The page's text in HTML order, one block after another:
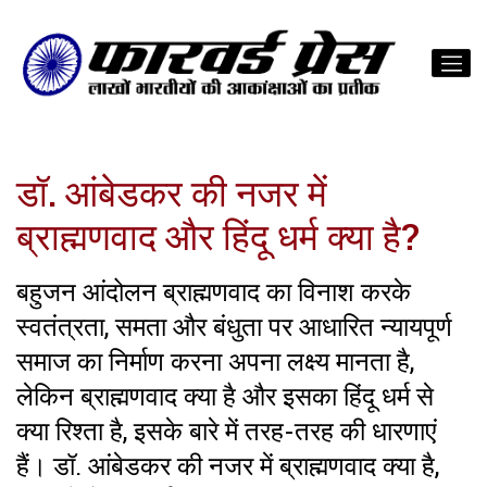
डॉ. आंबेडकर की नजर में
ब्राह्मणवाद और हिंदू धर्म क्या है?
बहुजन आंदोलन ब्राह्मणवाद का विनाश करके
स्वतंत्रता, समता और बंधुता पर आधारित न्यायपूर्ण
समाज का निर्माण करना अपना लक्ष्य मानता है,
लेकिन ब्राह्मणवाद क्या है और इसका हिंदू धर्म से
क्या रिश्ता है, इसके बारे में तरह-तरह की धारणाएं
हैं। डॉ. आंबेडकर की नजर में ब्राह्मणवाद क्या है,